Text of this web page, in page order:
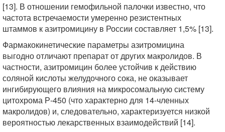
[13]. В отношении гемофильной палочки известно, что
частота встречаемости умеренно резистентных
штаммов к азитромицину в России составляет 1,5% [13].
Фармакокинетические параметры азитромицина
выгодно отличают препарат от других макролидов. В
частности, азитромицин более устойчив к действию
соляной кислоты желудочного сока, не оказывает
ингибирующего влияния на микросомальную систему
цитохрома Р-450 (что характерно для 14-членных
макролидов) и, следовательно, характеризуется низкой
вероятностью лекарственных взаимодействий [14].